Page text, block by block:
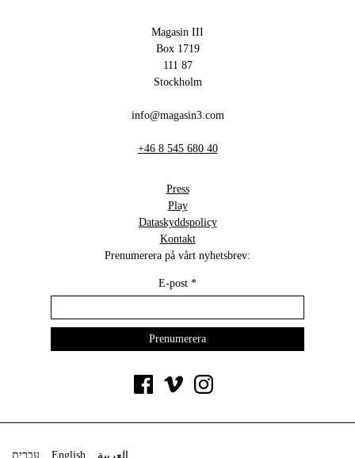
Magasin III
Box 1719
111 87
Stockholm
info@magasin3.com
+46 8 545 680 40
Press
Play
Dataskyddspolicy
Kontakt
Prenumerera på vårt nyhetsbrev:
E-post *
עברית English العربية